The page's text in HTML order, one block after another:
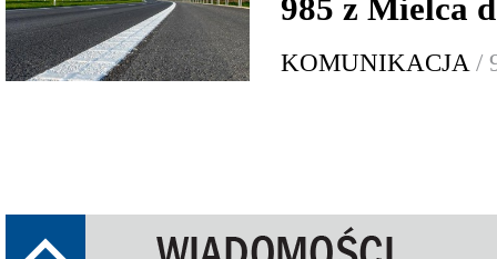
985 z Mielca
KOMUNIKACJA /